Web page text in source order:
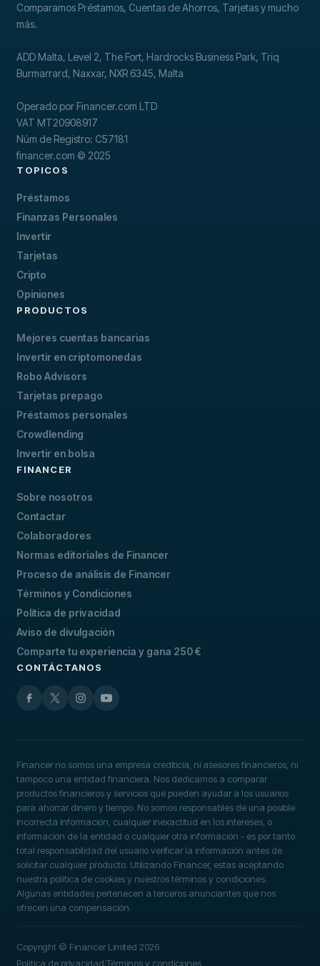
Comparamos Préstamos, Cuentas de Ahorros, Tarjetas y mucho
más.
ADD Malta, Level 2, The Fort, Hardrocks Business Park, Triq
Burmarrard, Naxxar, NXR 6345, Malta
Operado por Financer.com LTD
VAT MT20908917
Núm de Registro: C57181
financer.com © 2025
TOPICOS
Préstamos
Finanzas Personales
Invertir
Tarjetas
Cripto
Opiniones
PRODUCTOS
Mejores cuentas bancarias
Invertir en criptomonedas
Robo Advisors
Tarjetas prepago
Préstamos personales
Crowdlending
Invertir en bolsa
FINANCER
Sobre nosotros
Contactar
Colaboradores
Normas editoriales de Financer
Proceso de análisis de Financer
Términos y Condiciones
Política de privacidad
Aviso de divulgación
Comparte tu experiencia y gana 250 €
CONTÁCTANOS
Financer no somos una empresa crediticia, ni asesores financieros, ni
tampoco una entidad financiera. Nos dedicamos a comparar
productos financieros y servicios que pueden ayudar a los usuarios
para ahorrar dinero y tiempo. No somos responsables de una posible
incorrecta información, cualquier inexactitud en los intereses, o
información de la entidad o cualquier otra información - es por tanto
total responsabilidad del usuario verificar la información antes de
solicitar cualquier producto. Utilizando Financer, estas aceptando
nuestra política de cookies y nuestros términos y condiciones.
Algunas entidades pertenecen a terceros anunciantes que nos
ofrecen una compensación.
Copyright © Financer Limited 2026
Política de privacidad |Términos y condiciones